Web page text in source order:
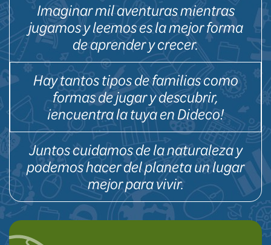
Imaginar mil aventuras mientras
jugamos y leemos es la mejor forma
de aprender y crecer.
Hay tantos tipos de familias como
formas de jugar y descubrir,
¡encuentra la tuya en Dideco!
Juntos cuidamos de la naturaleza y
podemos hacer del planeta un lugar
mejor para vivir.